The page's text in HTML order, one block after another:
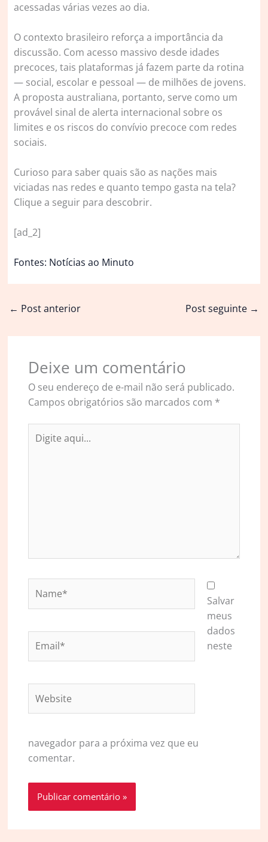
acessadas várias vezes ao dia.
O contexto brasileiro reforça a importância da
discussão. Com acesso massivo desde idades
precoces, tais plataformas já fazem parte da rotina
— social, escolar e pessoal — de milhões de jovens.
A proposta australiana, portanto, serve como um
provável sinal de alerta internacional sobre os
limites e os riscos do convívio precoce com redes
sociais.
Curioso para saber quais são as nações mais
viciadas nas redes e quanto tempo gasta na tela?
Clique a seguir para descobrir.
[ad_2]
Fontes: Notícias ao Minuto
← Post anterior Post seguinte →
Deixe um comentário
O seu endereço de e-mail não será publicado.
Campos obrigatórios são marcados com *
aqui...
Salvar
meus
dados
neste
navegador para a próxima vez que eu
comentar.